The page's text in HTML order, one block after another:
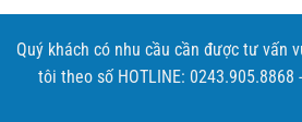
Quý khách có nhu cầu cần được tư vấn
tôi theo số HOTLINE: